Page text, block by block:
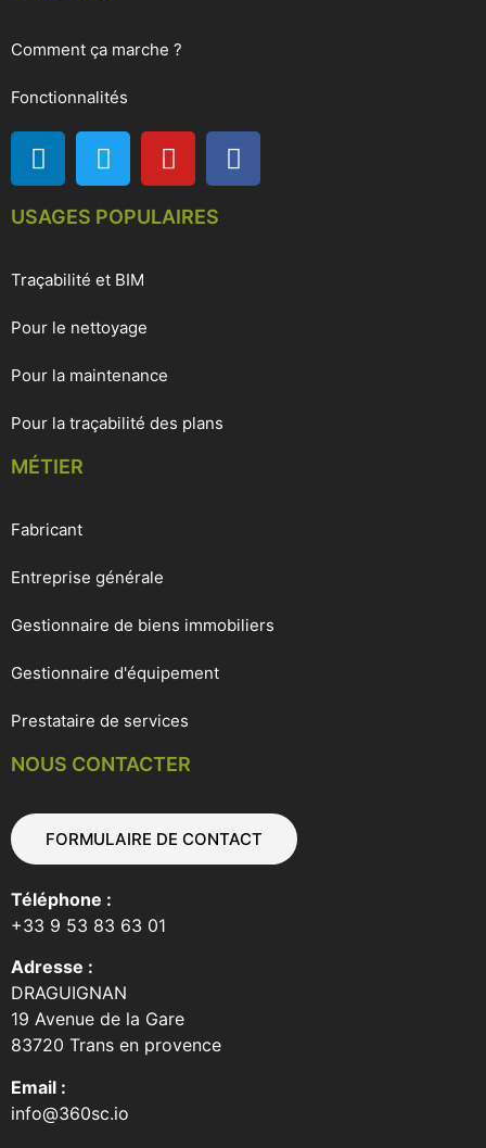
Comment ça marche ?
Fonctionnalités
USAGES POPULAIRES
Traçabilité et BIM
Pour le nettoyage
Pour la maintenance
Pour la traçabilité des plans
MÉTIER
Fabricant
Entreprise générale
Gestionnaire de biens immobiliers
Gestionnaire d'équipement
Prestataire de services
NOUS CONTACTER
FORMULAIRE DE CONTACT
Téléphone :
+33 9 53 83 63 01
Adresse :
DRAGUIGNAN
19 Avenue de la Gare
83720 Trans en provence
Email :
info@360sc.io